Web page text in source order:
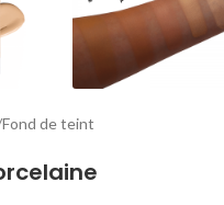
Fond de teint